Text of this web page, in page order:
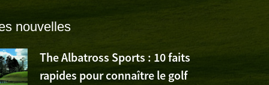
nouvelles
The Albatross Sports : 10 faits
rapides pour connaître le golf